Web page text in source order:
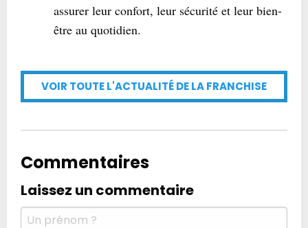
assurer leur confort, leur sécurité et leur bien-
être au quotidien.
VOIR TOUTE L'ACTUALITÉ DE LA FRANCHISE
Commentaires
Laissez un commentaire